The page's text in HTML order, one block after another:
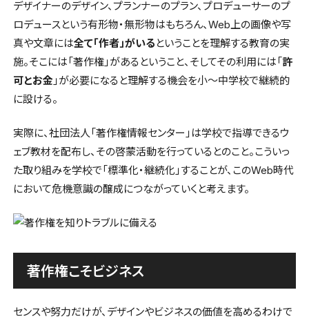
デザイナーのデザイン、プランナーのプラン、プロデューサーのプ
ロデュースという有形物・無形物はもちろん、Web上の画像や写
真や文章には全て「作者」がいる ということを理解する教育の実
施。そこには「著作権」があるということ、そしてその利用には「許
可とお金 」が必要になると理解する機会を小〜中学校で継続的
に設ける。
実際に、社団法人「著作権情報センター」は学校で指導できるウ
ェブ教材を配布し、その啓蒙活動を行っているとのこと。こういっ
た取り組みを学校で「標準化・継続化」することが、このWeb時代
において危機意識の醸成につながっていくと考えます。
著作権こそビジネス
センスや努力だけが、デザインやビジネスの価値を高めるわけで